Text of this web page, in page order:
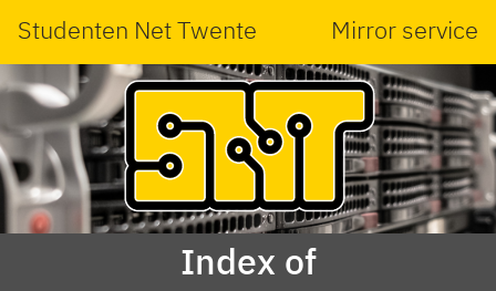
Studenten Net Twente Mirror service
Index of